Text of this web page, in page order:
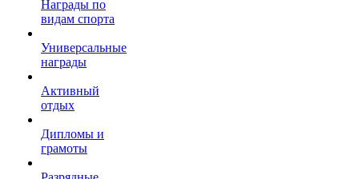
Награды по
видам спорта
Универсальные
награды
Активный
отдых
Дипломы и
грамоты